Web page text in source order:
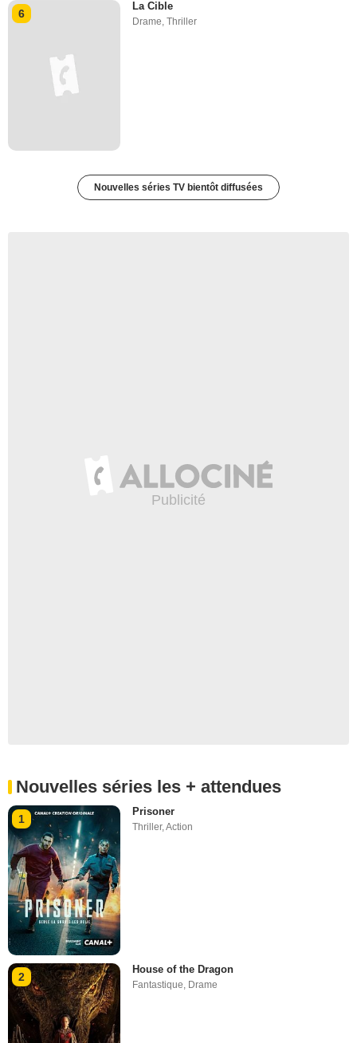
6
La Cible
Drame,Thriller
Nouvelles séries TV bientôt diffusées
Nouvelles séries les + attendues
1
Prisoner
Thriller,Action
2
House of the Dragon
Fantastique, Drame